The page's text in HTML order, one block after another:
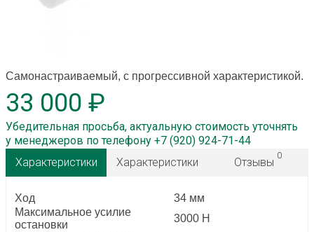
Самонастраиваемый, с прогрессивной характеристикой.
33 000 ₽
Убедительная просьба, актуальную стоимость уточнять
у менеджеров по телефону +7 (920) 924-71-44
Характеристики
Характеристики Отзывы
0
Ход
34 мм
Максимальное усилие
остановки
3000 Н